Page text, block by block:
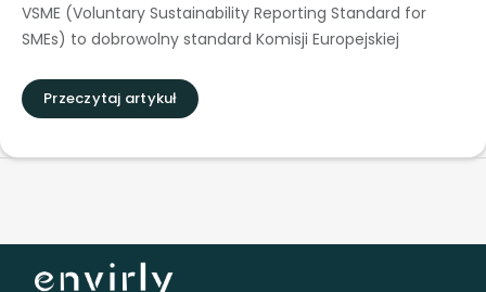
VSME (Voluntary Sustainability Reporting Standard for
SMEs) to dobrowolny standard Komisji Europejskiej
Przeczytaj artykuł